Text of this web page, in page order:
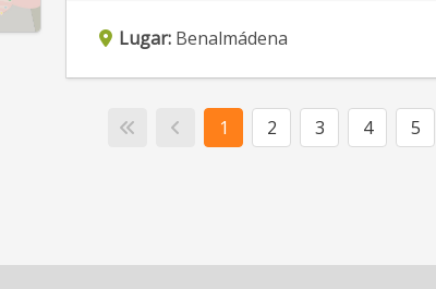
Lugar: Benalmádena
1 2 3 4 5